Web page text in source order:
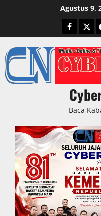
Agustus 9,
Facebook
Baca